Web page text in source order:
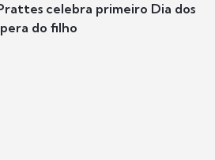
celebra primeiro Dia dos
do filho